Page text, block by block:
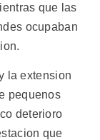
que las
ocupaban
la extension
pequenos
deterioro
que